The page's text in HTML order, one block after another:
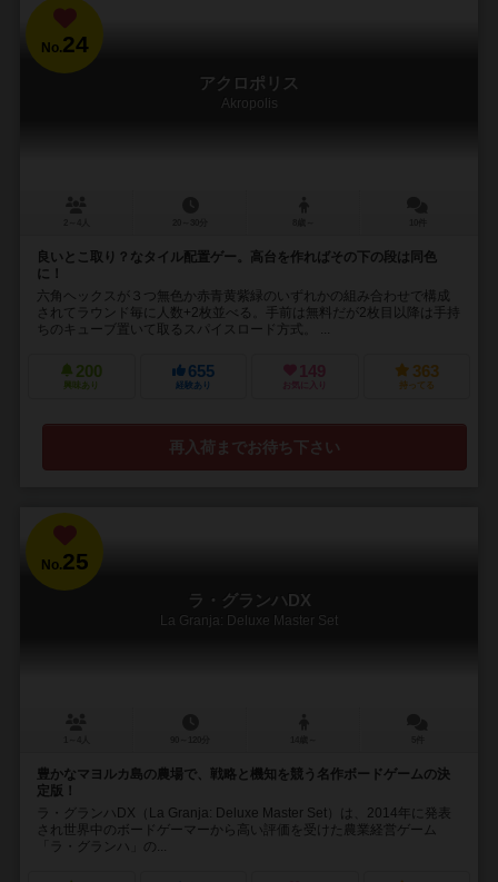
No.24
アクロポリス
Akropolis
良いとこ取り？なタイル配置ゲー。高台を作ればその下の段は同色
に！
六角ヘックスが３つ無色か赤青黄紫緑のいずれかの組み合わせで構成
されてラウンド毎に人数+2枚並べる。手前は無料だが2枚目以降は手持
ちのキューブ置いて取るスパイスロード方式。 ...
200
興味あり
655
経験あり
149
お気に入り
363
持ってる
再入荷までお待ち下さい
No.25
ラ・グランハDX
La Granja: Deluxe Master Set
豊かなマヨルカ島の農場で、戦略と機知を競う名作ボードゲームの決
定版！
ラ・グランハDX（La Granja: Deluxe Master Set）は、2014年に発表
され世界中のボードゲーマーから高い評価を受けた農業経営ゲーム
「ラ・グランハ」の...